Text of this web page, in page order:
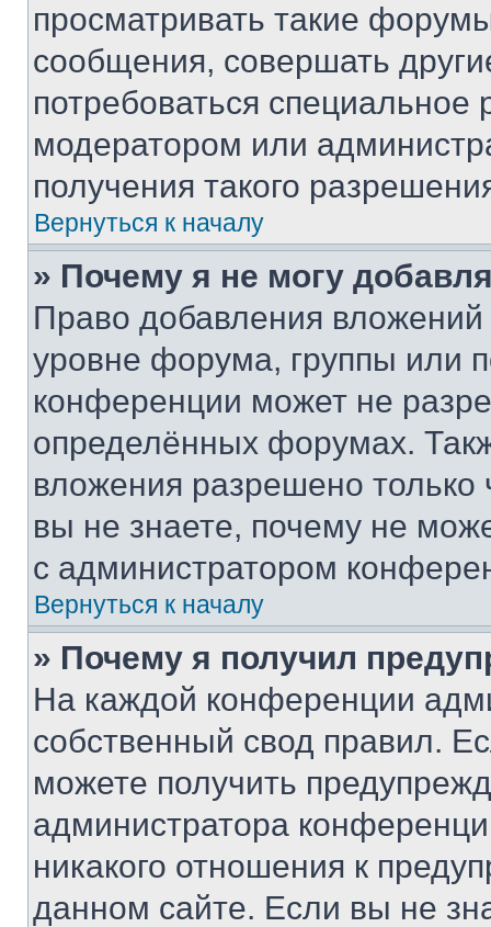
просматривать такие
сообщения, совершать
потребоваться
модератором или
получения такого
Вернуться к началу
» Почему я не могу
Право добавления
уровне форума, группы или
конференции может не
определённых форумах.
вложения разрешено
вы не знаете, почему не
с администратором
Вернуться к началу
» Почему я получил
На каждой конференции
собственный свод правил.
можете получить
администратора
никакого отношения к
данном сайте. Если вы не